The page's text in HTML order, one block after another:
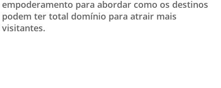
empoderamento para abordar como os destinos
podem ter total domínio para atrair mais
visitantes.